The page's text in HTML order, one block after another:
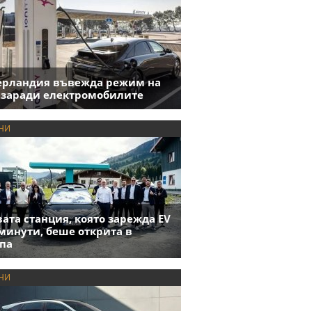
въвежда режим на
заради електромобилите
станция, която зарежда EV
беше открита в